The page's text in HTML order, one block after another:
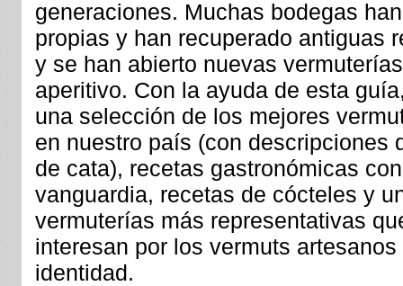
generaciones. Muchas bodegas
propias y han recuperado antiguas
y se han abierto nuevas
aperitivo. Con la ayuda de esta
una selección de los mejores
en nuestro país (con descripciones
de cata), recetas gastronómicas
vanguardia, recetas de cócteles y
vermuterías más representativas
interesan por los vermuts
identidad.